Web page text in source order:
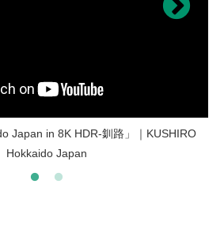
Japan in 8K HDR-釧路」｜KUSHIRO
Hokkaido Japan
Japan in 8K HDR - 釧路 [winter ver.]｜
Hokkaido Japan